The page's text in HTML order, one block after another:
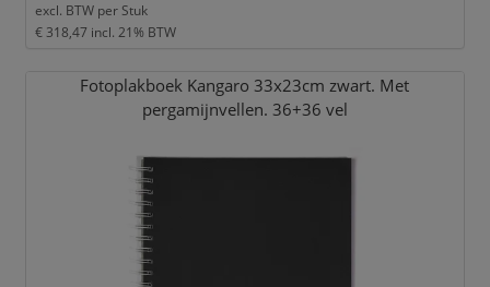
excl. BTW per Stuk
€ 318,47 incl. 21% BTW
Fotoplakboek Kangaro 33x23cm zwart. Met
pergamijnvellen. 36+36 vel